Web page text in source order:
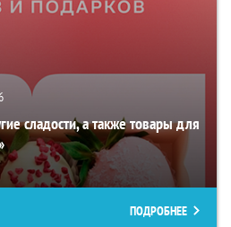
сладости, а также товары для
ПОДРОБНЕЕ